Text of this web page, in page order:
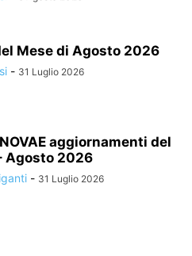
Mese di Agosto 2026
- 31 Luglio 2026
aggiornamenti del
Agosto 2026
- 31 Luglio 2026